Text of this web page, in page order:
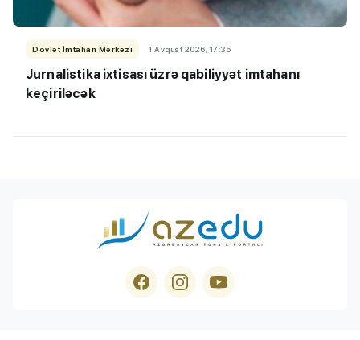
Dövlət İmtahan Mərkəzi 1 Avqust 2026, 17:35
Jurnalistika ixtisası üzrə qabiliyyət imtahanı
keçiriləcək